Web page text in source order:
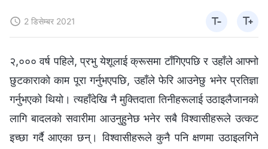
2 डिसेम्बर 2021
२,००० वर्ष पहिले, प्रभु येशूलाई क्रूसमा टाँगिएपछि र उहाँले आफ्‍नो
छुटकाराको काम पूरा गर्नुभएपछि, उहाँले फेरि आउनेछु भनेर प्रतिज्ञा
गर्नुभएको थियो। त्यहाँदेखि नै मुक्तिदाता तिनीहरूलाई उठाइलैजानको
लागि बादलको सवारीमा आउनुहुनेछ भनेर सबै विश्‍वासीहरूले उत्कट
इच्‍छा गर्दै आएका छन्। विश्‍वासीहरूले कुनै पनि क्षणमा उठाइलगिने